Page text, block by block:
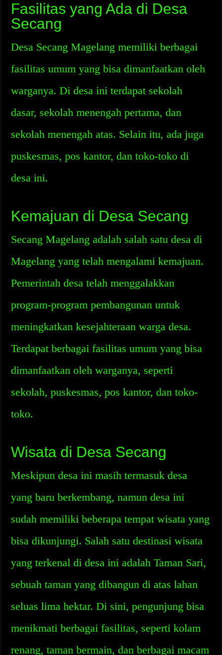
Fasilitas yang Ada di Desa
Secang
Desa Secang Magelang memiliki berbagai
fasilitas umum yang bisa dimanfaatkan oleh
warganya. Di desa ini terdapat sekolah
dasar, sekolah menengah pertama, dan
sekolah menengah atas. Selain itu, ada juga
puskesmas, pos kantor, dan toko-toko di
desa ini.
Kemajuan di Desa Secang
Secang Magelang adalah salah satu desa di
Magelang yang telah mengalami kemajuan.
Pemerintah desa telah menggalakkan
program-program pembangunan untuk
meningkatkan kesejahteraan warga desa.
Terdapat berbagai fasilitas umum yang bisa
dimanfaatkan oleh warganya, seperti
sekolah, puskesmas, pos kantor, dan toko-
toko.
Wisata di Desa Secang
Meskipun desa ini masih termasuk desa
yang baru berkembang, namun desa ini
sudah memiliki beberapa tempat wisata yang
bisa dikunjungi. Salah satu destinasi wisata
yang terkenal di desa ini adalah Taman Sari,
sebuah taman yang dibangun di atas lahan
seluas lima hektar. Di sini, pengunjung bisa
menikmati berbagai fasilitas, seperti kolam
renang, taman bermain, dan berbagai macam